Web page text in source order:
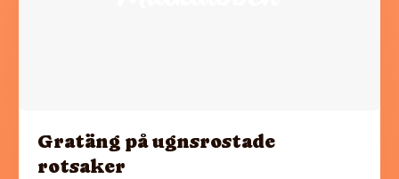
Gratäng på ugnsrostade
rotsaker